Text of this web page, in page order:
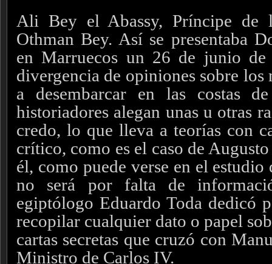
Ali Bey el Abassy, Príncipe de
Othman Bey. Así se presentaba
en Marruecos un 26 de junio
divergencia de opiniones sobre
a desembarcar en las costas
historiadores alegan unas u otras
credo, lo que lleva a teorías con
crítico, como es el caso de
él, como puede verse en el
no será por falta de
egiptólogo Eduardo Toda dedicó
recopilar cualquier dato o papel
cartas secretas que cruzó con
Ministro de Carlos IV.